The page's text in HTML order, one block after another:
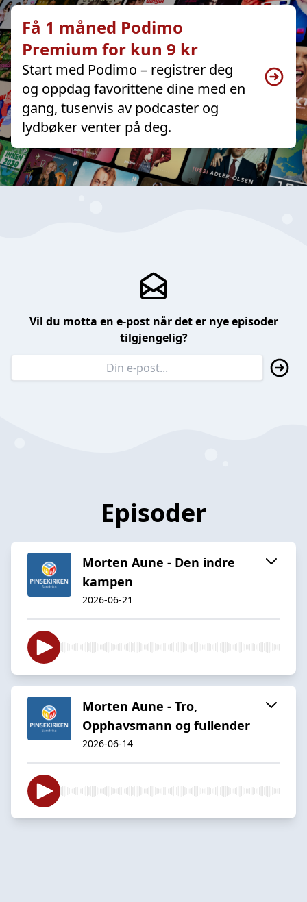
Få 1 måned Podimo
Premium for kun 9 kr
Start med Podimo – registrer deg
og oppdag favorittene dine med en
gang, tusenvis av podcaster og
lydbøker venter på deg.
Vil du motta en e-post når det er nye episoder
tilgjengelig?
Episoder
Morten Aune - Den indre
kampen
2026-06-21
Morten Aune - Tro,
Opphavsmann og fullender
2026-06-14